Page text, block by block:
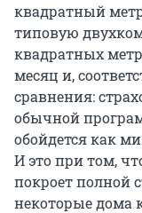
квадратный
типовую
квадратных
месяц и,
сравнения:
обычной
обойдется как
И это при том,
покроет полной
некоторые дома